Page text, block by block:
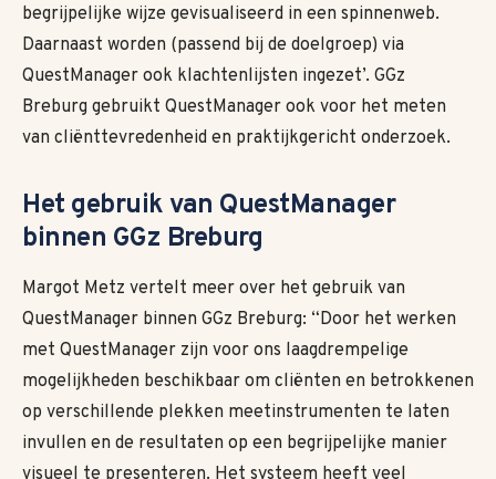
begrijpelijke wijze gevisualiseerd in een spinnenweb.
Daarnaast worden (passend bij de doelgroep) via
QuestManager ook klachtenlijsten ingezet’. GGz
Breburg gebruikt QuestManager ook voor het meten
van cliënttevredenheid en praktijkgericht onderzoek.
Het gebruik van QuestManager
binnen GGz Breburg
Margot Metz vertelt meer over het gebruik van
QuestManager binnen GGz Breburg: “Door het werken
met QuestManager zijn voor ons laagdrempelige
mogelijkheden beschikbaar om cliënten en betrokkenen
op verschillende plekken meetinstrumenten te laten
invullen en de resultaten op een begrijpelijke manier